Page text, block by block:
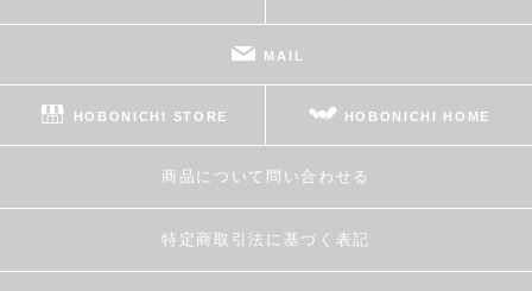
MAIL
HOBONICHI STORE HOBONICHI HOME
商品について問い合わせる
特定商取引法に基づく表記